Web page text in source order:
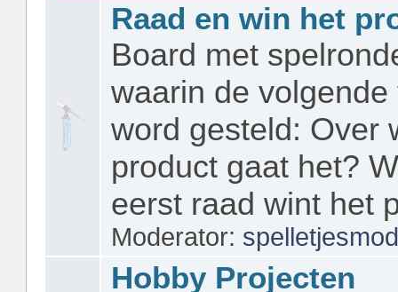
Raad en win het
Board met
waarin de volgende
word gesteld: Over
product gaat het?
eerst raad wint het
Moderator:
Hobby Projecten